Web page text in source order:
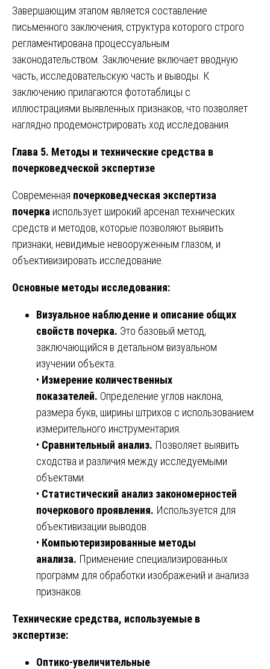
Завершающим этапом является составление
письменного заключения, структура которого строго
регламентирована процессуальным
законодательством. Заключение включает вводную
часть, исследовательскую часть и выводы. К
заключению прилагаются фототаблицы с
иллюстрациями выявленных признаков, что позволяет
наглядно продемонстрировать ход исследования.
Глава 5. Методы и технические средства в
почерковедческой экспертизе
Современная почерковедческая экспертиза
почерка использует широкий арсенал технических
средств и методов, которые позволяют выявить
признаки, невидимые невооруженным глазом, и
объективизировать исследование.
Основные методы исследования:
Визуальное наблюдение и описание общих
свойств почерка. Это базовый метод,
заключающийся в детальном визуальном
изучении объекта.
• Измерение количественных
показателей. Определение углов наклона,
размера букв, ширины штрихов с использованием
измерительного инструментария.
• Сравнительный анализ. Позволяет выявить
сходства и различия между исследуемыми
объектами.
• Статистический анализ закономерностей
почеркового проявления. Используется для
объективизации выводов.
• Компьютеризированные методы
анализа. Применение специализированных
программ для обработки изображений и анализа
признаков.
Технические средства, используемые в
экспертизе:
Оптико-увеличительные